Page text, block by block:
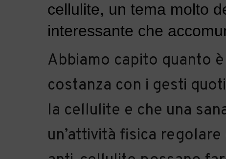
cellulite, un tema molto
interessante che
Abbiamo capito quanto
costanza con i gesti
la cellulite e che una
un’attività fisica